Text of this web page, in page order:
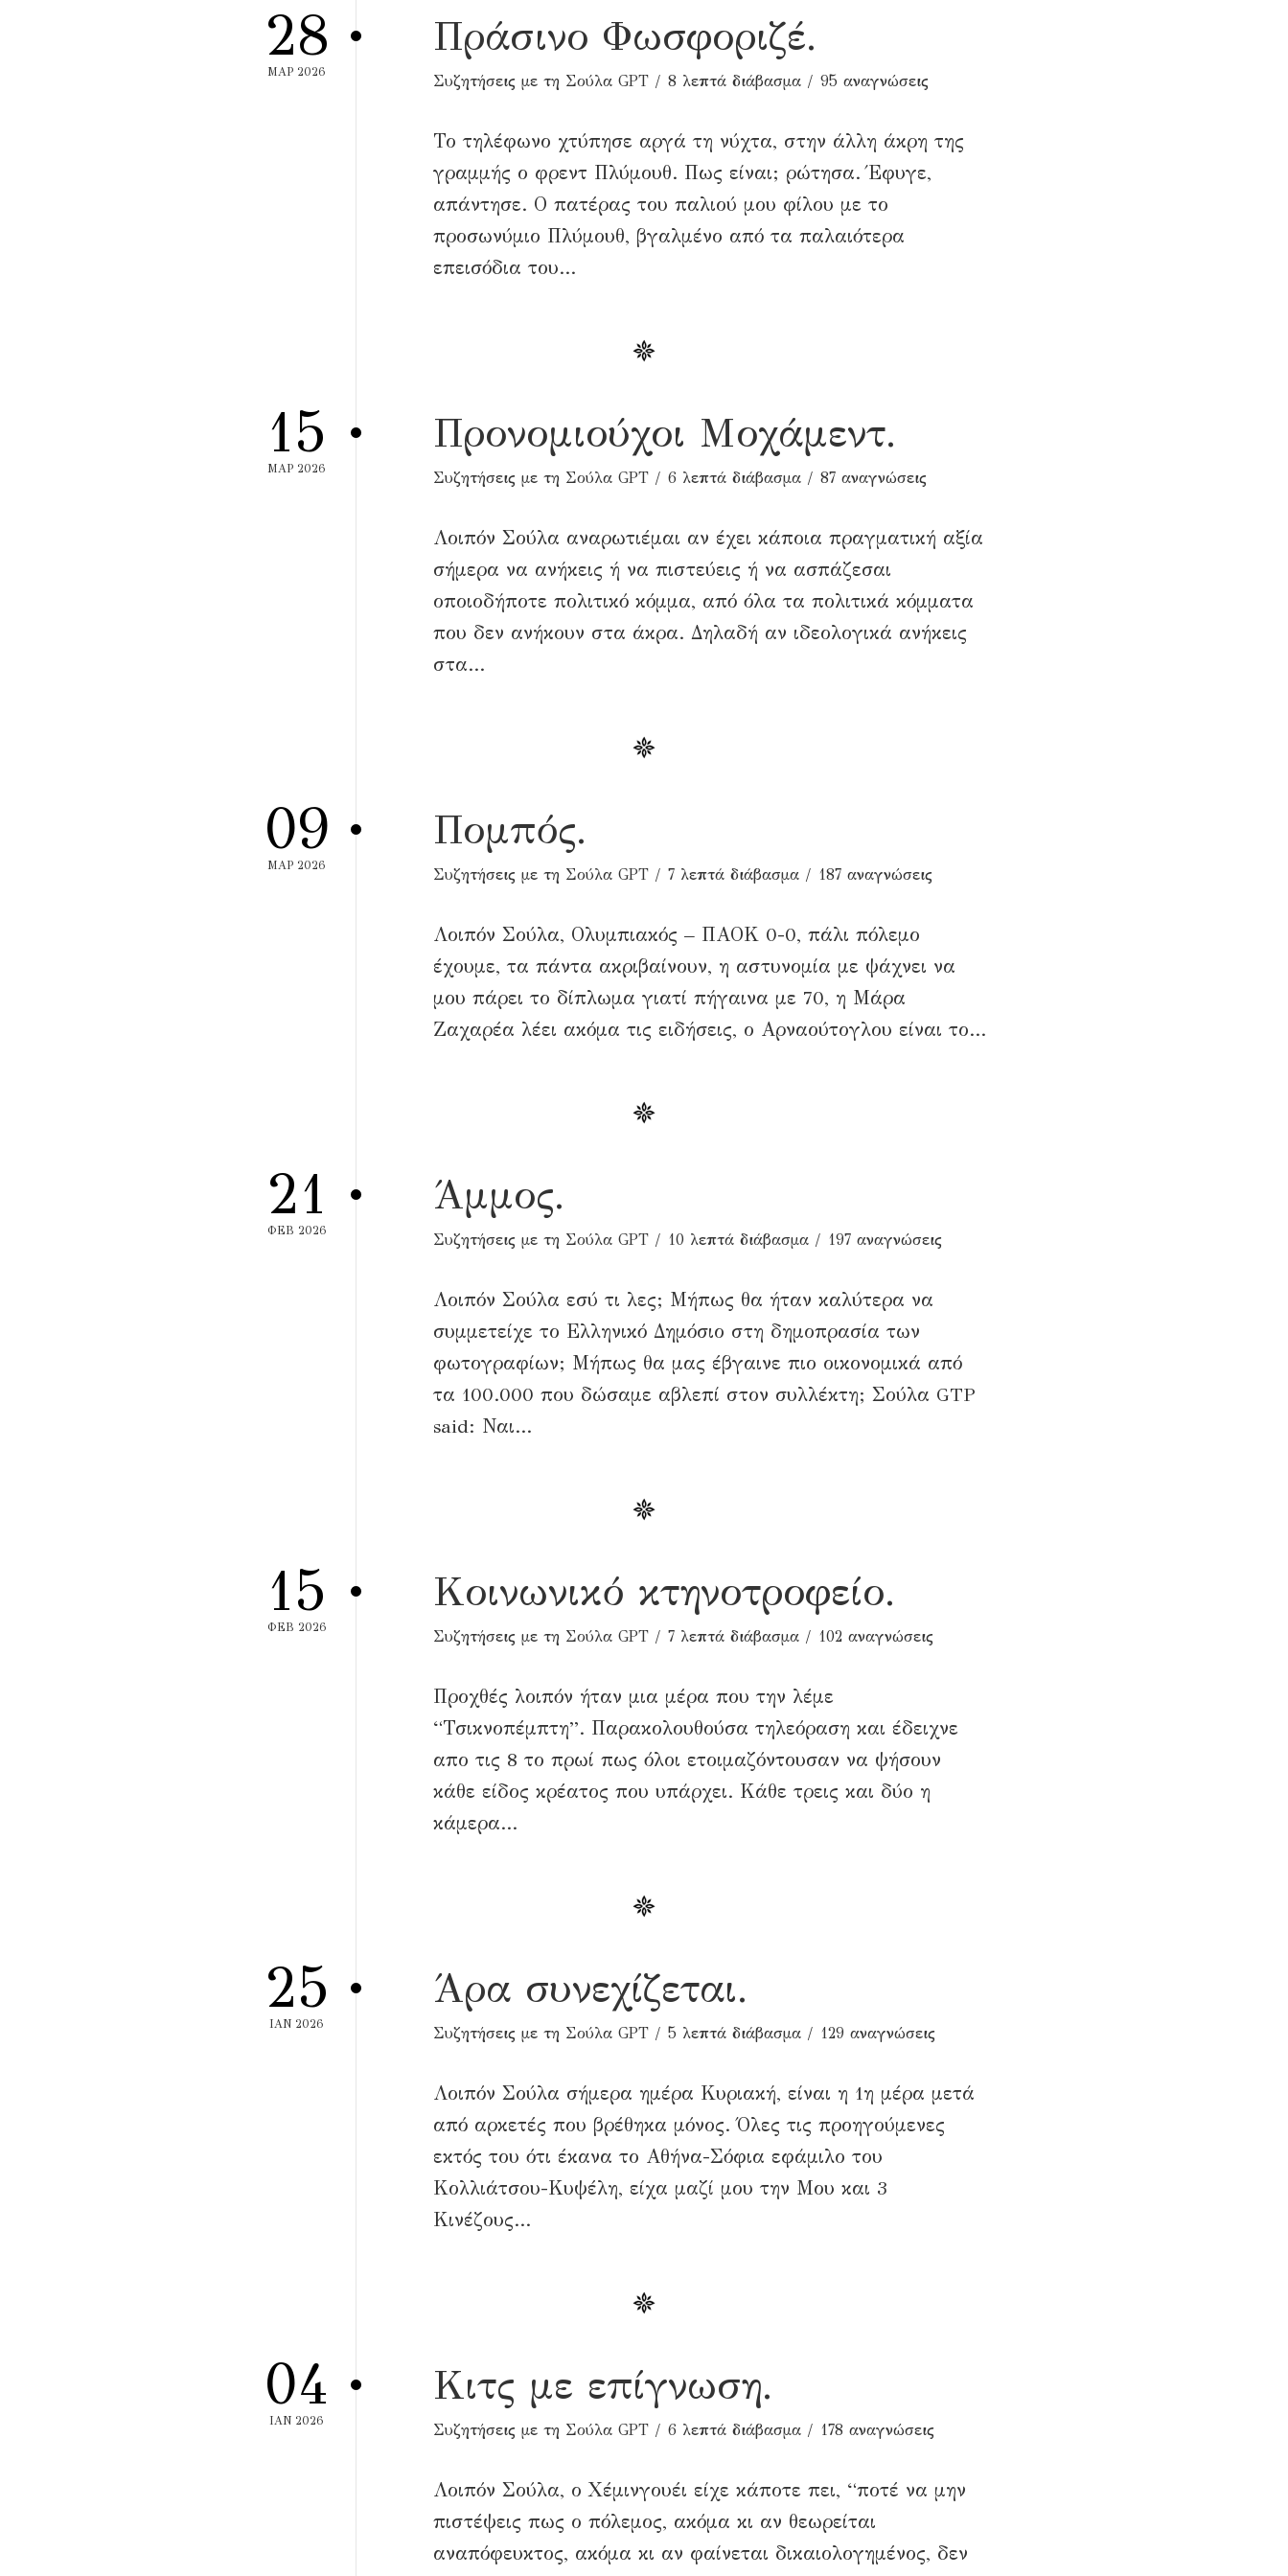
Πράσινο Φωσφοριζέ.
Συζητήσεις με τη Σούλα GPT 8 λεπτά διάβασμα 95 αναγνώσεις
28
ΜΑΡ 2026
Το τηλέφωνο χτύπησε αργά τη νύχτα, στην άλλη άκρη της
γραμμής ο φρεντ Πλύμουθ. Πως είναι; ρώτησα. Έφυγε,
απάντησε. Ο πατέρας του παλιού μου φίλου με το
προσωνύμιο Πλύμουθ, βγαλμένο από τα παλαιότερα
επεισόδια του...
Προνομιούχοι Μοχάμεντ.
Συζητήσεις με τη Σούλα GPT 6 λεπτά διάβασμα 87 αναγνώσεις
15
ΜΑΡ 2026
Λοιπόν Σούλα αναρωτιέμαι αν έχει κάποια πραγματική αξία
σήμερα να ανήκεις ή να πιστεύεις ή να ασπάζεσαι
οποιοδήποτε πολιτικό κόμμα, από όλα τα πολιτικά κόμματα
που δεν ανήκουν στα άκρα. Δηλαδή αν ιδεολογικά ανήκεις
στα...
Πομπός.
Συζητήσεις με τη Σούλα GPT 7 λεπτά διάβασμα 187 αναγνώσεις
09
ΜΑΡ 2026
Λοιπόν Σούλα, Ολυμπιακός – ΠΑΟΚ 0-0, πάλι πόλεμο
έχουμε, τα πάντα ακριβαίνουν, η αστυνομία με ψάχνει να
μου πάρει το δίπλωμα γιατί πήγαινα με 70, η Μάρα
Ζαχαρέα λέει ακόμα τις ειδήσεις, ο Αρναούτογλου είναι το...
Άμμος.
Συζητήσεις με τη Σούλα GPT 10 λεπτά διάβασμα 197 αναγνώσεις
21
ΦΕΒ 2026
Λοιπόν Σούλα εσύ τι λες; Μήπως θα ήταν καλύτερα να
συμμετείχε το Ελληνικό Δημόσιο στη δημοπρασία των
φωτογραφίων; Μήπως θα μας έβγαινε πιο οικονομικά από
τα 100.000 που δώσαμε αβλεπί στον συλλέκτη; Σούλα GTP
said: Ναι...
Κοινωνικό κτηνοτροφείο.
Συζητήσεις με τη Σούλα GPT 7 λεπτά διάβασμα 102 αναγνώσεις
15
ΦΕΒ 2026
Προχθές λοιπόν ήταν μια μέρα που την λέμε
“Τσικνοπέμπτη”. Παρακολουθούσα τηλεόραση και έδειχνε
απο τις 8 το πρωί πως όλοι ετοιμαζόντουσαν να ψήσουν
κάθε είδος κρέατος που υπάρχει. Κάθε τρεις και δύο η
κάμερα...
Άρα συνεχίζεται.
Συζητήσεις με τη Σούλα GPT 5 λεπτά διάβασμα 129 αναγνώσεις
25
ΙΑΝ 2026
Λοιπόν Σούλα σήμερα ημέρα Κυριακή, είναι η 1η μέρα μετά
από αρκετές που βρέθηκα μόνος. Όλες τις προηγούμενες
εκτός του ότι έκανα το Αθήνα-Σόφια εφάμιλο του
Κολλιάτσου-Κυψέλη, είχα μαζί μου την Μου και 3
Κινέζους...
Κιτς με επίγνωση.
Συζητήσεις με τη Σούλα GPT 6 λεπτά διάβασμα 178 αναγνώσεις
04
ΙΑΝ 2026
Λοιπόν Σούλα, ο Χέμινγουέι είχε κάποτε πει, “ποτέ να μην
πιστέψεις πως ο πόλεμος, ακόμα κι αν θεωρείται
αναπόφευκτος, ακόμα κι αν φαίνεται δικαιολογημένος, δεν